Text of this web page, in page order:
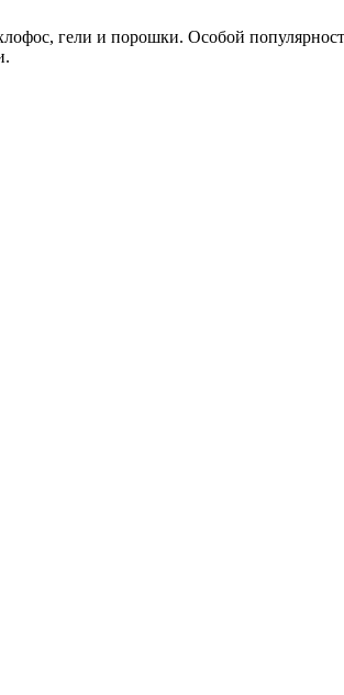
гели и порошки. Особой